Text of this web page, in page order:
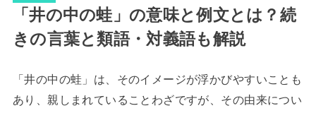
「井の中の蛙」の意味と例文とは？続
きの言葉と類語・対義語も解説
「井の中の蛙」は、そのイメージが浮かびやすいことも
あり、親しまれていることわざですが、その由来につい